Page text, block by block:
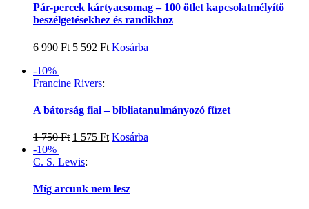
Pár-percek kártyacsomag – 100 ötlet kapcsolatmélyítő
beszélgetésekhez és randikhoz
6 990Ft 5 592 Ft Kosárba
-10%
Francine Rivers:
A bátorság fiai – bibliatanulmányozó füzet
1 750Ft 1 575 Ft Kosárba
-10%
C. S. Lewis:
Míg arcunk nem lesz